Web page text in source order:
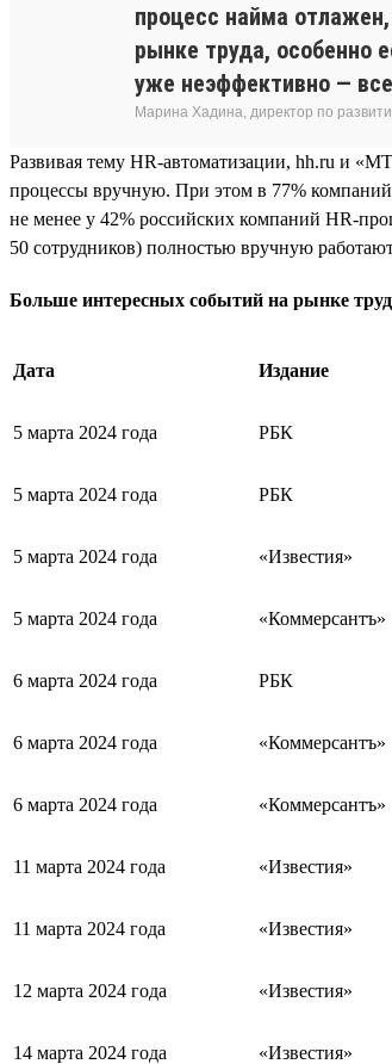
процесс найма
рынке труда, особенно
уже неэффективно —
Марина Хадина, директор по
Развивая тему HR-автоматизации, hh.ru и
процессы вручную. При этом в 77% компаний
не менее у 42% российских компаний HR-
50 сотрудников) полностью вручную
Больше интересных событий на рынке
Дата Издание
5 марта 2024 года РБК
5 марта 2024 года РБК
5 марта 2024 года «Известия»
5 марта 2024 года «Коммерсантъ»
6 марта 2024 года РБК
6 марта 2024 года «Коммерсантъ»
6 марта 2024 года «Коммерсантъ»
11 марта 2024 года «Известия»
11 марта 2024 года «Известия»
12 марта 2024 года «Известия»
14 марта 2024 года «Известия»